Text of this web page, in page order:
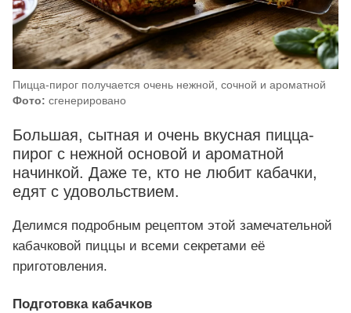
Пицца-пирог получается очень нежной, сочной и ароматной
Фото: сгенерировано
Большая, сытная и очень вкусная пицца-
пирог с нежной основой и ароматной
начинкой. Даже те, кто не любит кабачки,
едят с удовольствием.
Делимся подробным рецептом этой замечательной
кабачковой пиццы и всеми секретами её
приготовления.
Подготовка кабачков